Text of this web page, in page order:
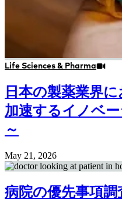
Life Sciences & Pharma
日本の製薬業界
加速するイノベ
～
May 21, 2026
病院の優先事項調